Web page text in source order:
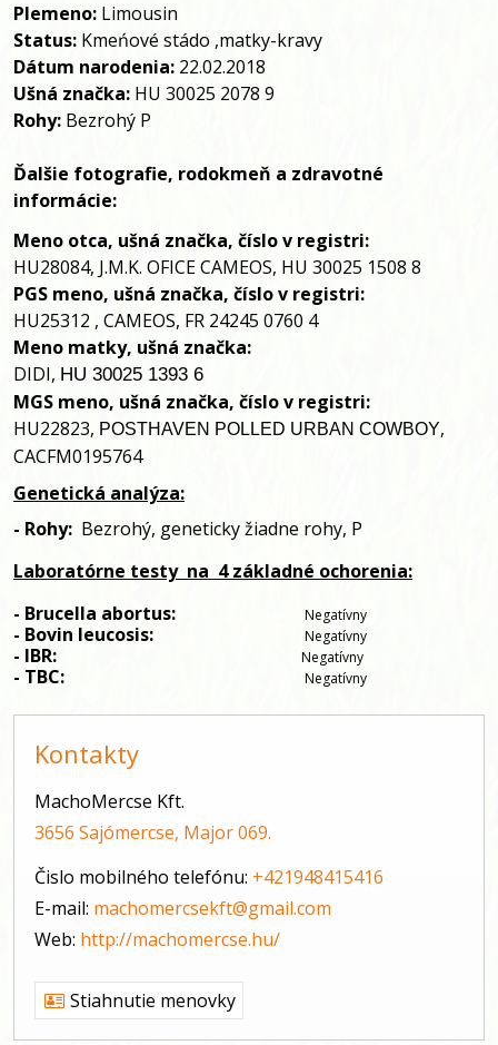
Plemeno: Limousin
Status: Kmeńové stádo ,matky-kravy
Dátum narodenia: 22.02.2018
Ušná značka: HU 30025 2078 9
Rohy: Bezrohý P
Ďalšie fotografie, rodokmeň a zdravotné
informácie:
Meno otca, ušná značka, číslo v registri:
HU28084, J.M.K. OFICE CAMEOS, HU 30025 1508 8
PGS meno, ušná značka, číslo v registri:
HU25312 , CAMEOS, FR 24245 0760 4
Meno matky, ušná značka:
DIDI, HU 30025 1393 6
MGS meno, ušná značka, číslo v registri:
HU22823, POSTHAVEN POLLED URBAN COWBOY,
CACFM0195764
Genetická analýza:
- Rohy: Bezrohý, geneticky žiadne rohy, P
Laboratórne testy na 4 základné ochorenia:
- Brucella abortus:
Negatívny
- Bovin leucosis: Negatívny
- IBR: Negatívny
- TBC: Negatívny
Kontakty
MachoMercse Kft.
3656 Sajómercse, Major 069.
Čislo mobilného telefónu: +421948415416
E-mail: machomercsekft@gmail.com
Web: http://machomercse.hu/
Stiahnutie menovky